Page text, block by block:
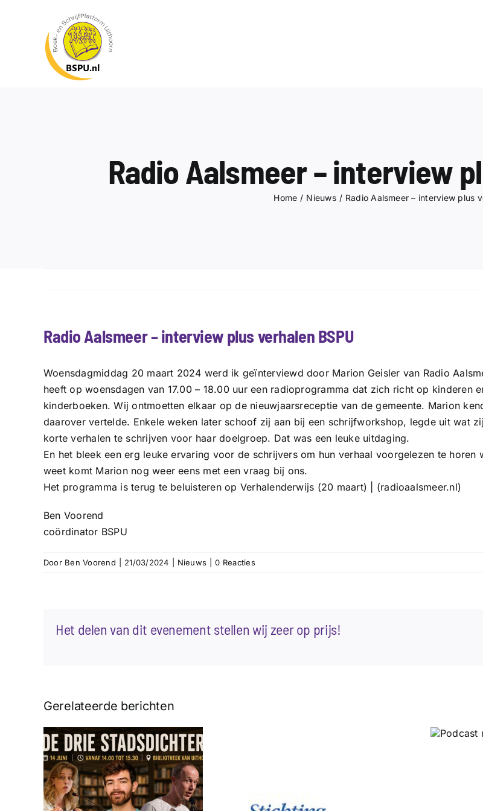
Radio Aalsmeer – interview
Home Nieuws Radio Aalsmeer – interview plus
Radio Aalsmeer – interview plus verhalen BSPU
Woensdagmiddag 20 maart 2024 werd ik geïnterviewd door Marion Geisler van Radio
heeft op woensdagen van 17.00 – 18.00 uur een radioprogramma dat zich richt op kinderen
kinderboeken. Wij ontmoetten elkaar op de nieuwjaarsreceptie van de gemeente. Marion
daarover vertelde. Enkele weken later schoof zij aan bij een schrijfworkshop, legde uit wat
korte verhalen te schrijven voor haar doelgroep. Dat was een leuke uitdaging.
En het bleek een erg leuke ervaring voor de schrijvers om hun verhaal voorgelezen te
weet komt Marion nog weer eens met een vraag bij ons.
Het programma is terug te beluisteren op Verhalenderwijs (20 maart) | (radioaalsmeer.nl)
Ben Voorend
coördinator BSPU
Door Ben Voorend 21/03/2024 Nieuws 0 Reacties
Het delen van dit evenement stellen wij zeer op prijs!
Gerelateerde berichten
Palingpoëzie